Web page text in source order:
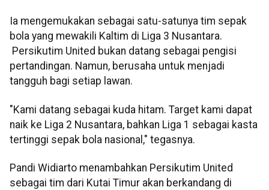
Ia mengemukakan sebagai satu-satunya tim sepak
bola yang mewakili Kaltim di Liga 3 Nusantara.
Persikutim United bukan datang sebagai pengisi
pertandingan. Namun, berusaha untuk menjadi
tangguh bagi setiap lawan.
"Kami datang sebagai kuda hitam. Target kami dapat
naik ke Liga 2 Nusantara, bahkan Liga 1 sebagai kasta
tertinggi sepak bola nasional," tegasnya.
Pandi Widiarto menambahkan Persikutim United
sebagai tim dari Kutai Timur akan berkandang di